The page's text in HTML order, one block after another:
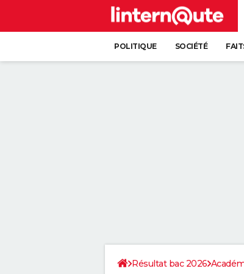
POLITIQUE SOCIÉTÉ
Résultat bac 2026